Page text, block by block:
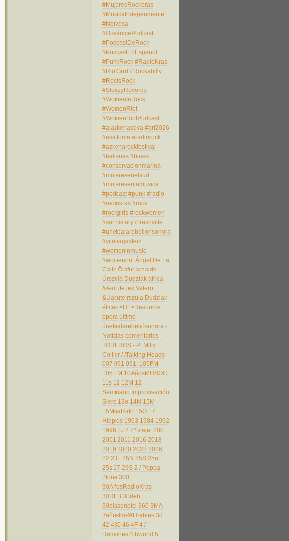
#MujeresRockeras
#MusicaIndependiente
#Nervosa
#OceánicaPodcast
#PodcastDeRock
#PodcastEnEspanol
#PunkRock #RadioKras
#RiotGrrrl #Rockabilly
#RootsRock
#SleazyRecords
#WomenInRock
#WomenRiot
#WomenRiotPodcast
#alazkenaseva #arf2026
#asaltomataradiorock
#azkenarockfestival
#ballenas #blues
#conservacionmarina
#mujeresenelsurf
#mujeresenlamusica
#podcast #punk #radio
#radiokras #rock
#rockgirls #rockwomen
#surfhistory #trashville
#unetealarebelionsonora
#vitoriagasteiz
#womeninmusic
#womenriot Ángel De La
Calle Ölafur arnalds
Úrszula Dudziak áfrica
&Aacute;lex Valero
&Uacute;rszula Dudziak
éticas <H1>Resource
ópera último
únetealarebeliósonora -
Noticias comentarios -
TOREROS - P .Mitty
Collier / /Talking Heads
007 091 091; 105FM
105 FM 10AñosMUSOC
11s 12 12M 12
Seminario Improvisación
Siero 13o 14N 15M
15MpaRato 15O 17
Hippies 1963 1984 1992
1996 1J 2 2º viaje. 200
2001 2011 2016 2018
2019 2020 2023 2026
22 23F 25N 25S 25n
25s 27 29S 2 / Poppa
2tone 300
30AñosRadioKras
30DEB 30deb
30diasenbici 360 3MA
3añosImPAHrables 3d
42 430 46 4F 4 /
Ramones 4thworld 5